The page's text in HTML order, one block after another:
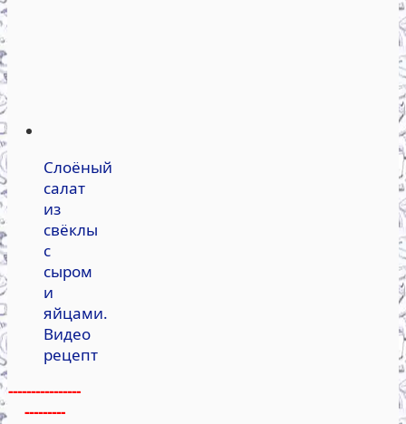
Слоёный
салат
из
свёклы
с
сыром
и
яйцами.
Видео
рецепт
----------------
---------